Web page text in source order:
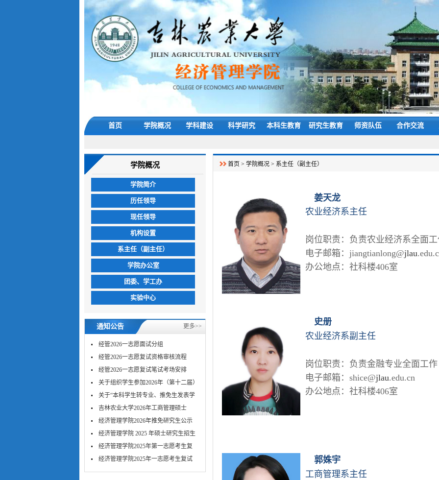
首页 学院概况 学科建设 科学研究 本科生教育 研究生教育 师资队伍 合作交流
学院概况
学院简介
历任领导
现任领导
机构设置
系主任（副主任）
学院办公室
团委、学工办
实验中心
通知公告 更多>>
经管2026一志愿面试分组
经管2026一志愿复试资格审核流程
经管2026一志愿复试笔试考场安排
关于组织学生参加2026年（第十二届）
MPA...
关于“本科学生转专业、推免生发表学
术...
吉林农业大学2026年工商管理硕士
（MBA）...
经济管理学院2026年推免研究生公示
经济管理学院 2025 年硕士研究生招生
考...
经济管理学院2025年第一志愿考生复
试-笔...
​经济管理学院2025年一志愿考生复试
面...
首页 > 学院概况 > 系主任（副主任）
姜天龙
农业经济系主任
岗位职责：负责农业经济系全面
电子邮箱：jiangtianlong@jlau
办公地点：社科楼406室
史册
农业经济系副主任
岗位职责：负责金融专业全面工作
电子邮箱：shice@jlau.edu.cn
办公地点：社科楼406室
郭姝宇
工商管理系主任